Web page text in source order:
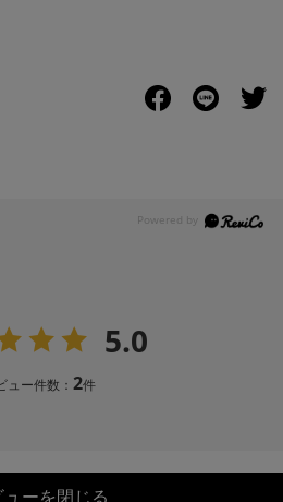
5.0
ュー件数：2件
ューを閉じる